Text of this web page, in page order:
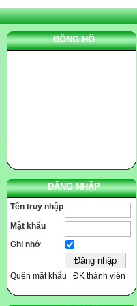
ĐỒNG HỒ
ĐĂNG NHẬP
Tên truy nhập
Mật khẩu
Ghi nhớ
Quên mật khẩu ĐK thành viên